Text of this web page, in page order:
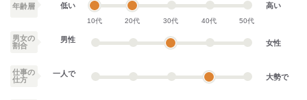
年齢層 低い
10代 20代 30代 40代 50代
高い
男女の
割合
男性 女性
仕事の
仕方
一人で 大勢で